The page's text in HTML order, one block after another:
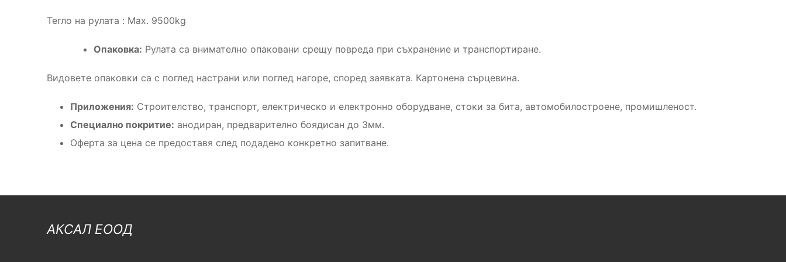
Тегло на рулата : Max. 9500kg
Опаковка: Рулата са внимателно опаковани срещу повреда при съхранение и транспортиране.
Видовете опаковки са с поглед настрани или поглед нагоре, според заявката. Картонена сърцевина.
Приложения: Строителство, транспорт, електрическо и електронно оборудване, стоки за бита, автомобилостроене, промишленост.
Специално покритие: анодиран, предварително боядисан до 3мм.
Оферта за цена се предоставя след подадено конкретно запитване.
АКСАЛ ЕООД